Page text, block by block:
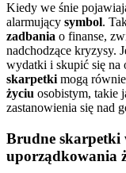
Kiedy we śnie
alarmujący symbol.
zadbania o finanse,
nadchodzące kryzysy.
wydatki i skupić się na
skarpetki mogą
życiu osobistym, takie
zastanowienia się nad
Brudne skarpetki
uporządkowania